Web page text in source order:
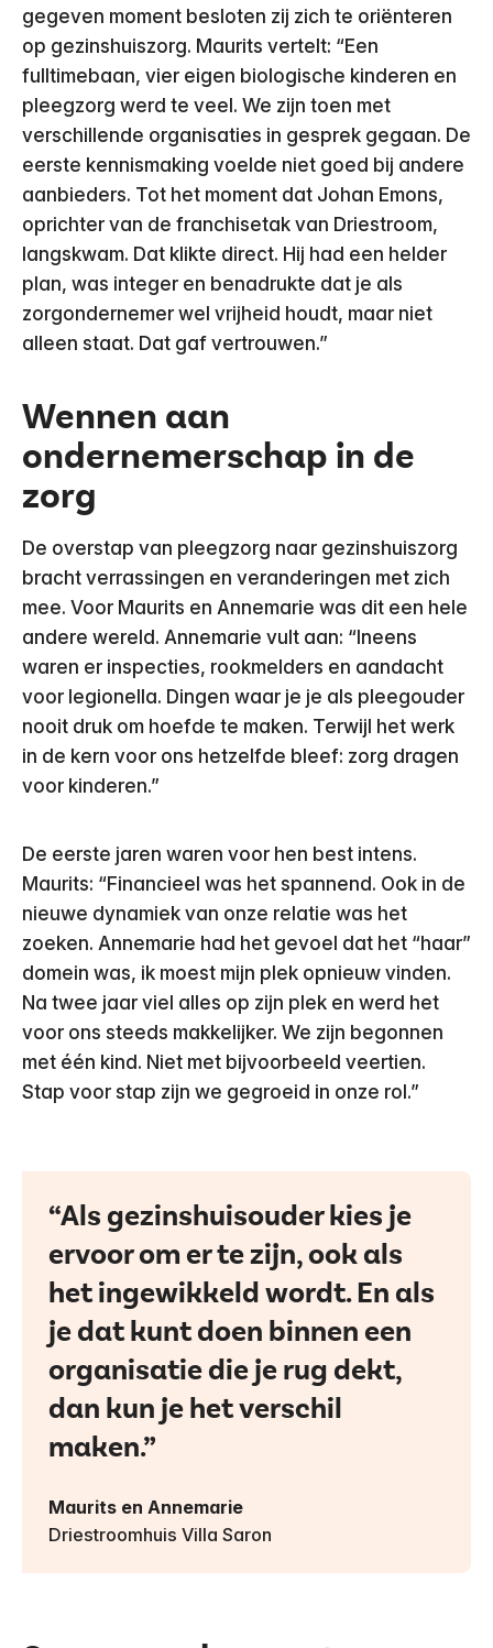
gegeven moment besloten zij zich te oriënteren
op gezinshuiszorg. Maurits vertelt: “Een
fulltimebaan, vier eigen biologische kinderen en
pleegzorg werd te veel. We zijn toen met
verschillende organisaties in gesprek gegaan. De
eerste kennismaking voelde niet goed bij andere
aanbieders. Tot het moment dat Johan Emons,
oprichter van de franchisetak van Driestroom,
langskwam. Dat klikte direct. Hij had een helder
plan, was integer en benadrukte dat je als
zorgondernemer wel vrijheid houdt, maar niet
alleen staat. Dat gaf vertrouwen.”
Wennen aan
ondernemerschap in de
zorg
De overstap van pleegzorg naar gezinshuiszorg
bracht verrassingen en veranderingen met zich
mee. Voor Maurits en Annemarie was dit een hele
andere wereld. Annemarie vult aan: “Ineens
waren er inspecties, rookmelders en aandacht
voor legionella. Dingen waar je je als pleegouder
nooit druk om hoefde te maken. Terwijl het werk
in de kern voor ons hetzelfde bleef: zorg dragen
voor kinderen.”
De eerste jaren waren voor hen best intens.
Maurits: “Financieel was het spannend. Ook in de
nieuwe dynamiek van onze relatie was het
zoeken. Annemarie had het gevoel dat het “haar”
domein was, ik moest mijn plek opnieuw vinden.
Na twee jaar viel alles op zijn plek en werd het
voor ons steeds makkelijker. We zijn begonnen
met één kind. Niet met bijvoorbeeld veertien.
Stap voor stap zijn we gegroeid in onze rol.”
Als gezinshuisouder kies je
ervoor om er te zijn, ook als
het ingewikkeld wordt. En als
je dat kunt doen binnen een
organisatie die je rug dekt,
dan kun je het verschil
maken.
Maurits en Annemarie
Driestroomhuis Villa Saron